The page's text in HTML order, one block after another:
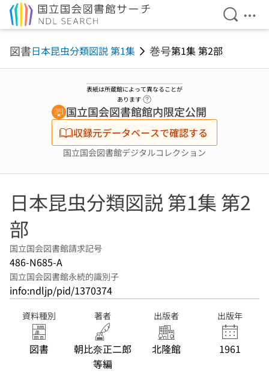
検索を
メ
図書日本昆虫分類図説 第1集 巻号第1集 第2部
表紙は所蔵館によって異なることが
あります
国立国会図書館館内限定公開
収録元データベースで確認する
国立国会図書館デジタルコレクション
日本昆虫分類図説 第1集 第2
部
国立国会図書館請求記号
486-N685-A
国立国会図書館永続的識別子
info:ndljp/pid/1370374
資料種別
図書
著者
朝比奈正二郎
等編
出版者
北隆館
出版年
1961